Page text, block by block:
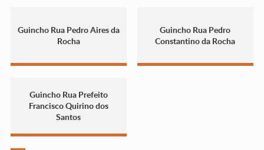
Guincho Rua Pedro Aires da
Rocha
Guincho Rua Pedro
Constantino da Rocha
Guincho Rua Prefeito
Francisco Quirino dos
Santos